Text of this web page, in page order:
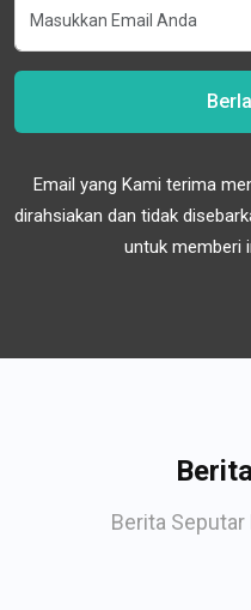
Email yang Kami terima
dirahsiakan dan tidak
untuk memberi
Berita Seputar